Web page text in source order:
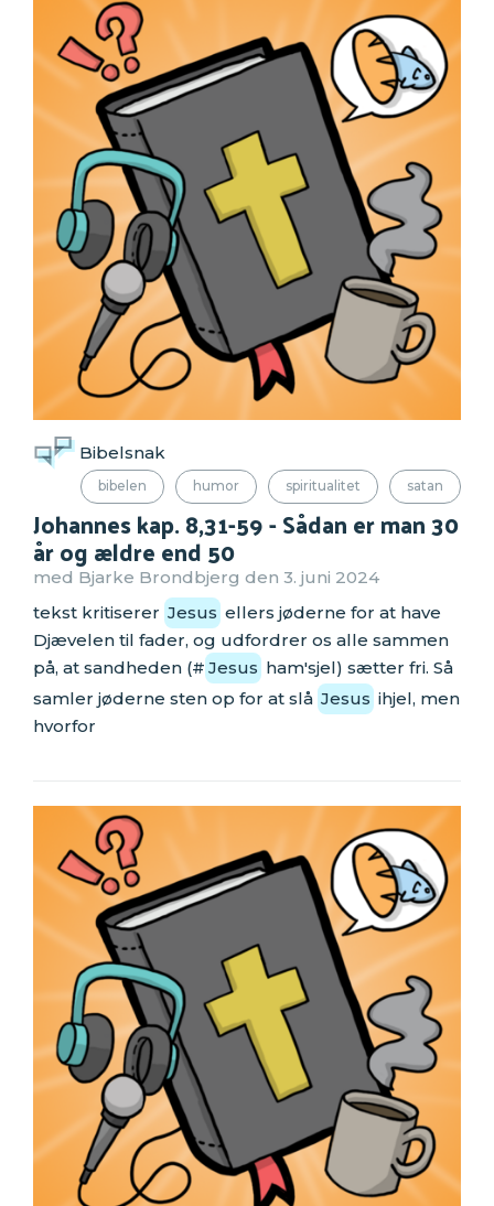
Bibelsnak
bibelen humor spiritualitet satan
Johannes kap. 8,31-59 - Sådan er man 30
år og ældre end 50
med Bjarke Brondbjerg den 3. juni 2024
tekst kritiserer Jesus ellers jøderne for at have
Djævelen til fader, og udfordrer os alle sammen
på, at sandheden (# Jesus ham'sjel) sætter fri. Så
samler jøderne sten op for at slå Jesus ihjel, men
hvorfor